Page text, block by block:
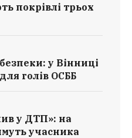
покрівлі трьох
у Вінниці
голів ОСББ
у ДТП»: на
учасника